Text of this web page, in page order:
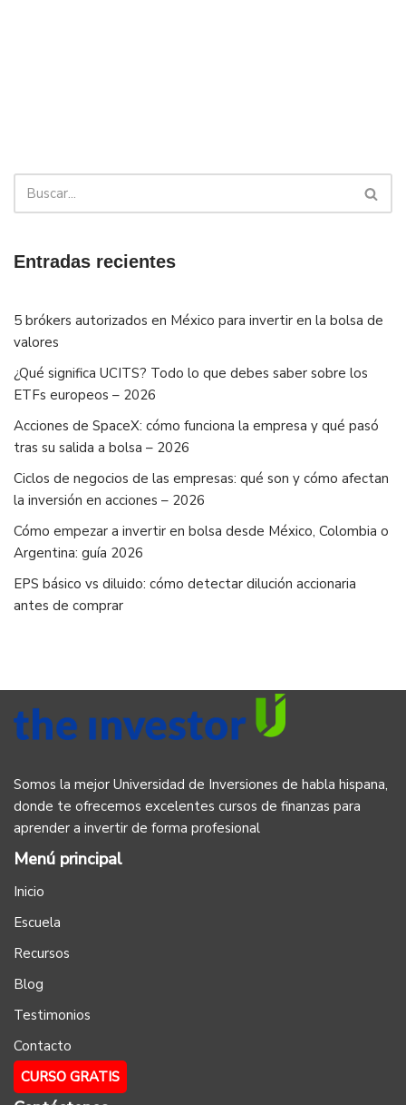
Entradas recientes
5 brókers autorizados en México para invertir en la bolsa de
valores
¿Qué significa UCITS? Todo lo que debes saber sobre los
ETFs europeos – 2026
Acciones de SpaceX: cómo funciona la empresa y qué pasó
tras su salida a bolsa – 2026
Ciclos de negocios de las empresas: qué son y cómo afectan
la inversión en acciones – 2026
Cómo empezar a invertir en bolsa desde México, Colombia o
Argentina: guía 2026
EPS básico vs diluido: cómo detectar dilución accionaria
antes de comprar
Somos la mejor Universidad de Inversiones de habla hispana,
donde te ofrecemos excelentes cursos de finanzas para
aprender a invertir de forma profesional
Menú principal
Inicio
Escuela
Recursos
Blog
Testimonios
Contacto
CURSO GRATIS